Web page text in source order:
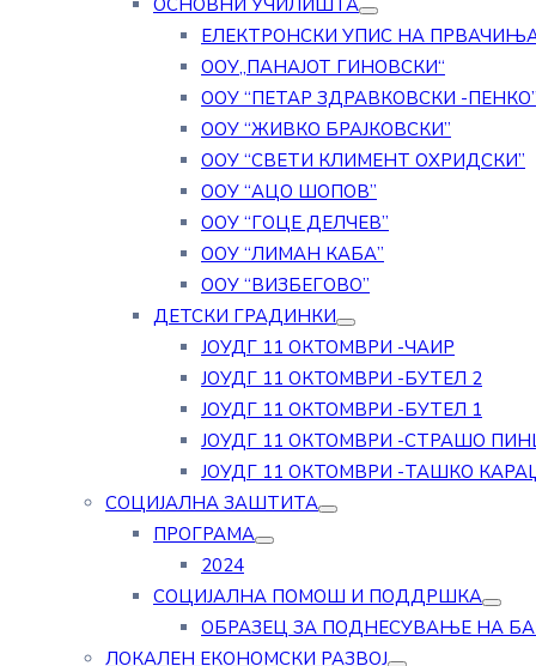
ОСНОВНИ УЧИЛИШТА
ЕЛЕКТРОНСКИ УПИС НА
ООУ„ПАНАЈОТ ГИНОВСКИ“
ООУ “ПЕТАР ЗДРАВКОВСКИ -ПЕНКО”
ООУ “ЖИВКО БРАЈКОВСКИ”
ООУ “СВЕТИ КЛИМЕНТ ОХРИДСКИ”
ООУ “АЦО ШОПОВ”
ООУ “ГОЦЕ ДЕЛЧЕВ”
ООУ “ЛИМАН КАБА”
ООУ “ВИЗБЕГОВО”
ДЕТСКИ ГРАДИНКИ
ЈОУДГ 11 ОКТОМВРИ -ЧАИР
ЈОУДГ 11 ОКТОМВРИ -БУТЕЛ 2
ЈОУДГ 11 ОКТОМВРИ -БУТЕЛ 1
ЈОУДГ 11 ОКТОМВРИ -СТРАШО
ЈОУДГ 11 ОКТОМВРИ -ТАШКО
СОЦИЈАЛНА ЗАШТИТА
ПРОГРАМА
2024
СОЦИЈАЛНА ПОМОШ И ПОДДРШКА
ОБРАЗЕЦ ЗА ПОДНЕСУВАЊЕ НА
ЛОКАЛЕН ЕКОНОМСКИ РАЗВОЈ